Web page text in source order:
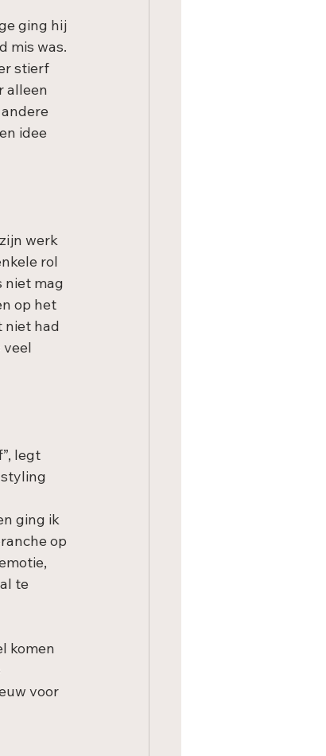
ging hij
mis was.
stierf
alleen
idee
werk
rol
niet mag
op het
niet had
veel
legt
ging ik
op
te
komen
voor